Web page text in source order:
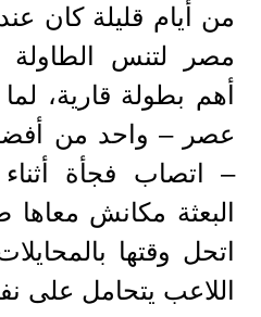
من أيام قليلة كان
مصر لتنس الطاولة
أهم بطولة قارية،
عصر – واحد من أفضل
– اتصاب فجأة
البعثة مكانش
اتحل وقتها
اللاعب يتحامل على